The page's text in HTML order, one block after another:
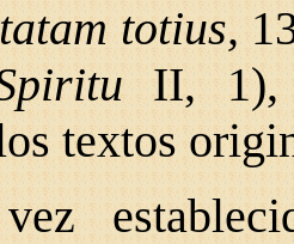
totius,
II, 1),
textos